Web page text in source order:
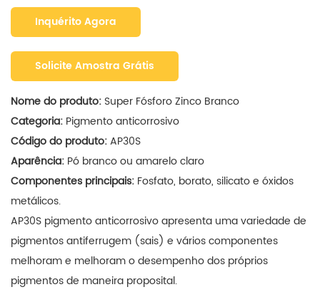
Inquérito Agora
Solicite Amostra Grátis
Nome do produto: Super Fósforo Zinco Branco
Categoria: Pigmento anticorrosivo
Código do produto:AP30S
Aparência: Pó branco ou amarelo claro
Componentes principais: Fosfato, borato, silicato e óxidos
metálicos.
AP30S pigmento anticorrosivoapresenta uma variedade de
pigmentos antiferrugem (sais) e vários componentes
melhoram e melhoram o desempenho dos próprios
pigmentos de maneira proposital.